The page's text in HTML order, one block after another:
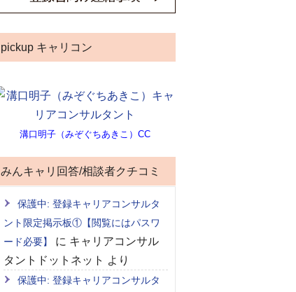
pickup キャリコン
溝口明子（みぞぐちあきこ）CC
みんキャリ回答/相談者クチコミ
保護中: 登録キャリアコンサルタ
ント限定掲示板①【閲覧にはパスワ
ード必要】
に キャリアコンサル
タントドットネット より
保護中: 登録キャリアコンサルタ